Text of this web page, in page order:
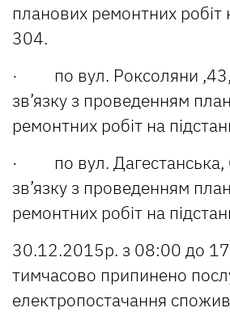
планових ремонтних робіт
304.
· по вул. Роксоляни
зв’язку з проведенням
ремонтних робіт на
· по вул. Дагестанська,
зв’язку з проведенням
ремонтних робіт на
30.12.2015р. з 08:00 до
тимчасово припинено
електропостачання